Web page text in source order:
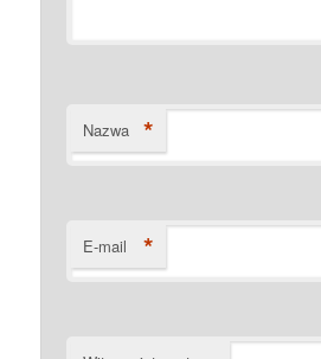
Nazwa *
E-mail *